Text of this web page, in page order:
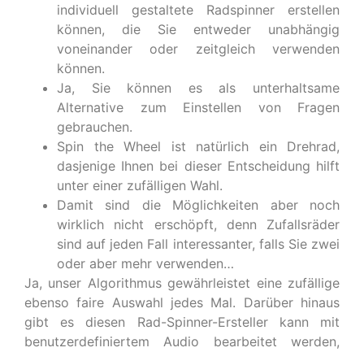
individuell gestaltete Radspinner erstellen
können, die Sie entweder unabhängig
voneinander oder zeitgleich verwenden
können.
Ja, Sie können es als unterhaltsame
Alternative zum Einstellen von Fragen
gebrauchen.
Spin the Wheel ist natürlich ein Drehrad,
dasjenige Ihnen bei dieser Entscheidung hilft
unter einer zufälligen Wahl.
Damit sind die Möglichkeiten aber noch
wirklich nicht erschöpft, denn Zufallsräder
sind auf jeden Fall interessanter, falls Sie zwei
oder aber mehr verwenden…
Ja, unser Algorithmus gewährleistet eine zufällige
ebenso faire Auswahl jedes Mal. Darüber hinaus
gibt es diesen Rad-Spinner-Ersteller kann mit
benutzerdefiniertem Audio bearbeitet werden,